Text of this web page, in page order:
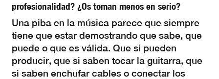
profesionalidad? ¿Os toman menos en serio?
Una piba en la música parece que siempre
tiene que estar demostrando que sabe, que
puede o que es válida. Que si pueden
producir, que si saben tocar la guitarra, que
si saben enchufar cables o conectar los